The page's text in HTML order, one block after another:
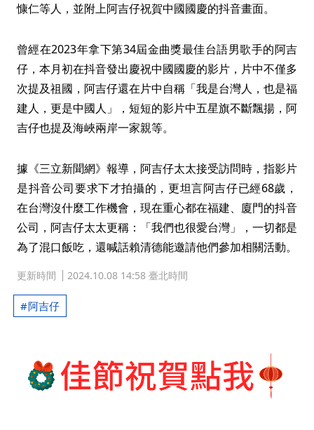
慷仁等人，並附上阿吉仔祝賀中國國慶的抖音畫面。
曾經在2023年拿下第34屆金曲獎最佳台語男歌手的阿吉
仔，本月初在抖音發出慶祝中國國慶的影片，片中不僅多
次提及祖國，阿吉仔還在片中自稱「我是台灣人，也是福
建人，更是中國人」，短短的影片中五星旗不斷飄揚，阿
吉仔也提及海峽兩岸一家親等。
據《三立新聞網》報導，阿吉仔太太接受訪問時，指影片
是抖音公司要求下才拍攝的，更坦言阿吉仔已經68歲，
在台灣沒什麼工作機會，現在重心都在福建、廈門的抖音
公司，阿吉仔太太更稱：「我們也很愛台灣」，一切都是
為了混口飯吃，還喊話賴清德能邀請他們參加相關活動。
更新時間 2024.10.08 14:58 臺北時間
阿吉仔